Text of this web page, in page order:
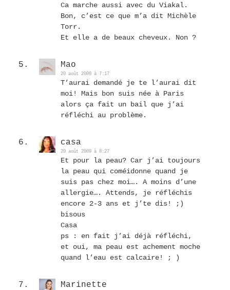
Ca marche aussi avec du Viakal.
Bon, c’est ce que m’a dit Michèle
Torr.
Et elle a de beaux cheveux. Non ?
Mao
20 août 2009 à 7:17
T’aurai demandé je te l’aurai dit
moi! Mais bon suis née à Paris
alors ça fait un bail que j’ai
réfléchi au problème.
casa
20 août 2009 à 8:27
Et pour la peau? Car j’ai toujours
la peau qui coméidonne quand je
suis pas chez moi…. A moins d’une
allergie…. Attends, je réfléchis
encore 2-3 ans et j’te dis! ;)
bisous
Casa
ps : en fait j’ai déjà réfléchi,
et oui, ma peau est achement moche
quand l’eau est calcaire! ; )
Marinette